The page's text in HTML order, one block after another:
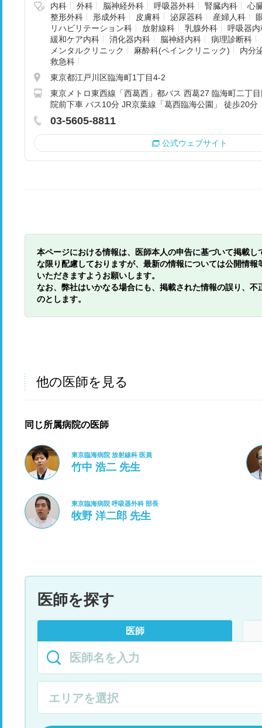
内科 外科 脳神経外科 呼吸器外科 腎臓内科
心
整形外科
形成外科 皮膚科 泌尿器科 産婦人科
リハビリテーション科
放射線科 乳腺外科
呼吸器内
緩和ケア内科
消化器内科 脳神経内科
病理診断科
メンタルクリニック
麻酔科(ペインクリニック)
内分
救急科
東京都江戸川区臨海町1丁目4-2
東京メトロ東西線「西葛西」都バス 西葛27 臨海町二丁
院前下車 バス10分 JR京葉線「葛西臨海公園」 徒歩20分
03-5605-8811
公式ウェブサイト
本ページにおける情報は、医師本人の申告に基づいて掲載
な限り配慮しておりますが、最新の情報については公開情
いただきますようお願いします。
なお、弊社はいかなる場合にも、掲載された情報の誤り、
のとします。
他の医師を見る
同じ所属病院の医師
東京臨海病院 放射線科 医員
竹中 浩二 先生
東京臨海病院 呼吸器外科 部長
牧野 洋二郎 先生
医師を探す
医師